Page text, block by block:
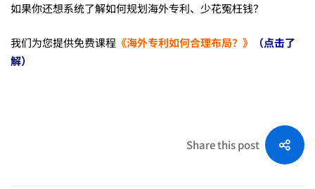
如果你还想系统了解如何规划海外专利、少花冤枉钱？
我们为您提供免费课程 《海外专利如何合理布局？》
（点击了
解）
Share this post